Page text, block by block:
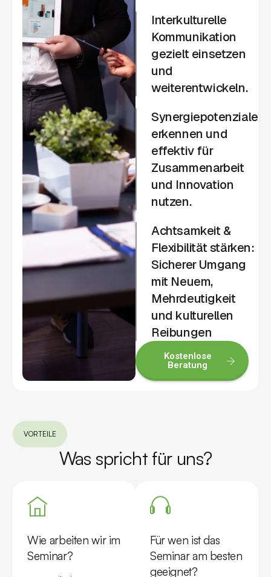
Interkulturelle
Kommunikation
gezielt einsetzen
und
weiterentwickeln.
Synergiepotenziale
erkennen und
effektiv für
Zusammenarbeit
und Innovation
nutzen.
Achtsamkeit &
Flexibilität stärken:
Sicherer Umgang
mit Neuem,
Mehrdeutigkeit
und kulturellen
Reibungen
Kostenlose
Beratung
VORTEILE
Was spricht für uns?
Wie arbeiten wir im
Seminar?
Für wen ist das
Seminar am besten
geeignet?